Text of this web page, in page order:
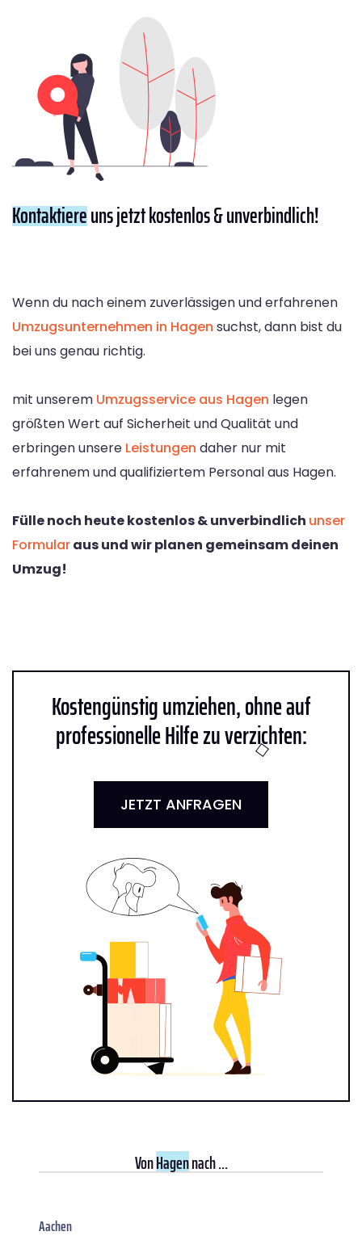
Kontaktiereuns jetzt kostenlos & unverbindlich!
Wenn du nach einem zuverlässigen und erfahrenen
Umzugsunternehmen in Hagen suchst, dann bist du
bei uns genau richtig.
mit unserem Umzugsservice aus Hagen legen
größten Wert auf Sicherheit und Qualität und
erbringen unsere Leistungen daher nur mit
erfahrenem und qualifiziertem Personal aus Hagen.
Fülle noch heute kostenlos & unverbindlich unser
Formularaus und wir planen gemeinsam deinen
Umzug!
Kostengünstig umziehen, ohne auf
professionelle Hilfe zu verzichten:
JETZT ANFRAGEN
VonHagennach ...
Aachen